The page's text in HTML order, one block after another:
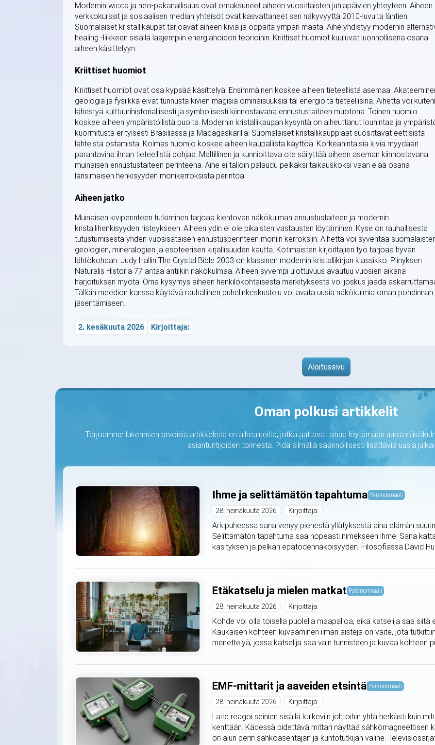
Modernin wicca ja neo-pakanallisuus ovat omaksuneet aiheen vuosittaisten juhlapäivien yhteyteen. Aiheen
verkkokurssit ja sosiaalisen median yhteisöt ovat kasvattaneet sen näkyvyyttä 2010-luvulta lähtien.
Suomalaiset kristallikaupat tarjoavat aiheen kiviä ja oppaita ympäri maata. Aihe yhdistyy modernin
healing -liikkeen sisällä laajempiin energiahoidon teorioihin. Kriittiset huomiot kuuluvat luonnollisena osana
aiheen käsittelyyn.
Kriittiset huomiot
Kriittiset huomiot ovat osa kypsää käsittelyä. Ensimmäinen koskee aiheen tieteellistä asemaa.
geologia ja fysiikka eivät tunnusta kivien magisia ominaisuuksia tai energioita tieteellisinä. Aihetta voi
lähestyä kulttuurihistoriallisesti ja symbolisesti kiinnostavana ennustustaiteen muotona. Toinen huomio
koskee aiheen ympäristöllistä puolta. Modernin kristallikaupan kysyntä on aiheuttanut louhintaa ja
kuormitusta erityisesti Brasiliassa ja Madagaskarilla. Suomalaiset kristallikauppiaat suosittavat eettisistä
lähteistä ostamista. Kolmas huomio koskee aiheen kaupallista käyttöä. Korkeahintaisia kiviä myydään
parantavina ilman tieteellistä pohjaa. Maltillinen ja kunnioittava ote säilyttää aiheen aseman kiinnostavana
muinaisen ennustustaiteen perinteenä. Aihe ei tällöin palaudu pelkäksi taikauskoksi vaan elää osana
länsimaisen henkisyyden monikerroksista perintöä.
Aiheen jatko
Muinaisen kiviperinteen tutkiminen tarjoaa kiehtovan näkökulman ennustustaiteen ja modernin
kristallihenkisyyden risteykseen. Aiheen ydin ei ole pikaisten vastausten löytäminen. Kyse on rauhallisesta
tutustumisesta yhden vuosisataisen ennustusperinteen moniin kerroksiin. Aihetta voi syventää
geologien, mineralogien ja esoteerisen kirjallisuuden kautta. Kotimaisten kirjoittajien työ tarjoaa hyvän
lähtökohdan. Judy Hallin The Crystal Bible 2003 on klassinen modernin kristallikirjan klassikko. Plinyksen
Naturalis Historia 77 antaa antiikin näkökulmaa. Aiheen syvempi ulottuvuus avautuu vuosien aikana
harjoituksen myötä. Oma kysymys aiheen henkilökohtaisesta merkityksestä voi joskus jäädä
Tällöin meedion kanssa käytävä rauhallinen puhelinkeskustelu voi avata uusia näkökulmia oman pohdinnan
jäsentämiseen.
2. kesäkuuta 2026 Kirjoittaja:
Aloitussivu
Oman polkusi artikkelit
Tarjoamme lukemisen arvoisia artikkeleita eri aihealueilta, jotka auttavat sinua löytämään uusia
asiantuntijoiden toimesta. Pidä silmällä säännöllisesti lisättäviä uusia
Ihme ja selittämätön tapahtuma Paranormaali
28. heinäkuuta 2026 Kirjoittaja:
Arkipuheessa sana venyy pienestä yllätyksestä aina elämän
Selittämätön tapahtuma saa nopeasti nimekseen ihme. Sana
käsityksen ja pelkän epätodennäköisyyden. Filosofiassa David
Etäkatselu ja mielen matkat Paranormaali
28. heinäkuuta 2026 Kirjoittaja:
Kohde voi olla toisella puolella maapalloa, eikä katselija saa siitä
Kaukaisen kohteen kuvaaminen ilman aisteja on väite, jota
menettelyä, jossa katselija saa vain tunnisteen ja kuvaa kohteen
EMF-mittarit ja aaveiden etsintä Paranormaali
28. heinäkuuta 2026 Kirjoittaja:
Laite reagoi seinien sisällä kulkeviin johtoihin yhtä herkästi kuin
kenttään. Kädessä pidettävä mittari näyttää sähkömagneettisen
on alun perin sähköasentajan ja kuntotutkijan väline.